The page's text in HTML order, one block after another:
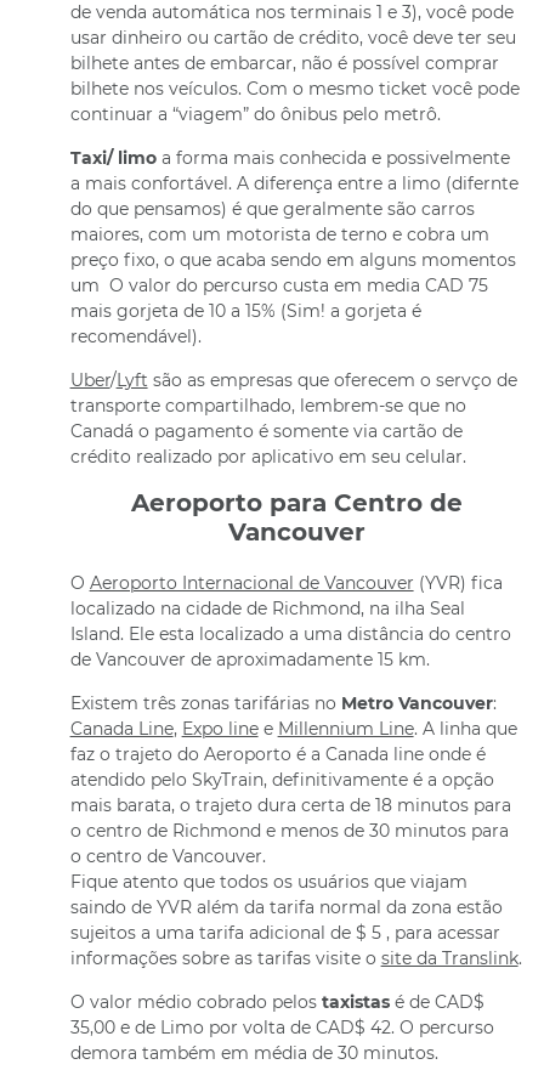
de venda automática nos terminais 1 e 3), você pode
usar dinheiro ou cartão de crédito, você deve ter seu
bilhete antes de embarcar, não é possível comprar
bilhete nos veículos. Com o mesmo ticket você pode
continuar a “viagem” do ônibus pelo metrô.
Taxi/ limo a forma mais conhecida e possivelmente
a mais confortável. A diferença entre a limo (difernte
do que pensamos) é que geralmente são carros
maiores, com um motorista de terno e cobra um
preço fixo, o que acaba sendo em alguns momentos
um O valor do percurso custa em media CAD 75
mais gorjeta de 10 a 15% (Sim! a gorjeta é
recomendável).
Uber/Lyft são as empresas que oferecem o servço de
transporte compartilhado, lembrem-se que no
Canadá o pagamento é somente via cartão de
crédito realizado por aplicativo em seu celular.
Aeroporto para Centro de
Vancouver
O Aeroporto Internacional de Vancouver (YVR) fica
localizado na cidade de Richmond, na ilha Seal
Island. Ele esta localizado a uma distância do centro
de Vancouver de aproximadamente 15 km.
Existem três zonas tarifárias no Metro Vancouver:
Canada Line, Expo linee Millennium Line. A linha que
faz o trajeto do Aeroporto é a Canada line onde é
atendido pelo SkyTrain, definitivamente é a opção
mais barata, o trajeto dura certa de 18 minutos para
o centro de Richmond e menos de 30 minutos para
o centro de Vancouver.
Fique atento que todos os usuários que viajam
saindo de YVR além da tarifa normal da zona estão
sujeitos a uma tarifa adicional de $ 5 , para acessar
informações sobre as tarifas visite o site da Translink.
O valor médio cobrado pelos taxistasé de CAD$
35,00 e de Limo por volta de CAD$ 42. O percurso
demora também em média de 30 minutos.